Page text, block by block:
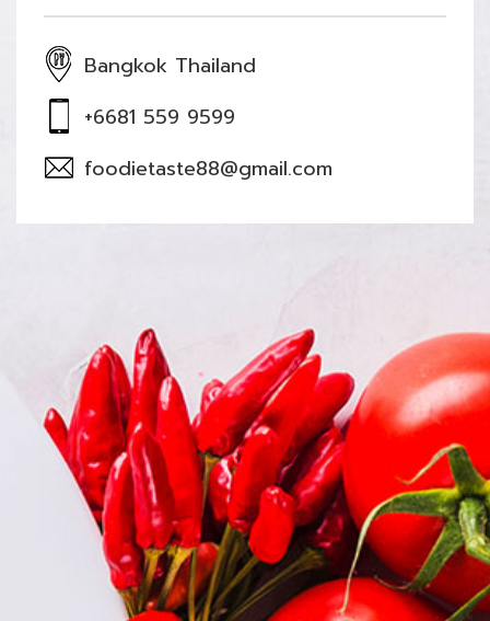
Bangkok Thailand
+6681 559 9599
foodietaste88@gmail.com